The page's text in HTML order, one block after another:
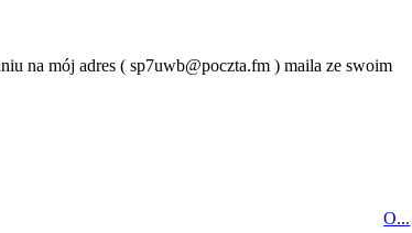
na mój adres ( sp7uwb@poczta.fm ) maila ze swoim
O...